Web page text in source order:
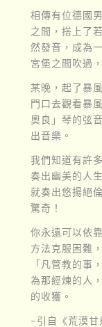
相傳有位德國
之間，搭上了
然發音，成為
宮堡之間吹過
某晚，起了暴
門口去觀看暴
奧良」琴的弦
出音樂。
我們知道有許
奏出幽美的人
就奏出悠揚絕
驚奇！
你永遠可以依
方法克服困難
「凡管教的事
為那經煉的人
的收獲。
–引自《荒漠